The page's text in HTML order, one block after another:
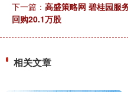
下一篇： 高盛策略网 碧桂园服
回购20.1万股
相关文章